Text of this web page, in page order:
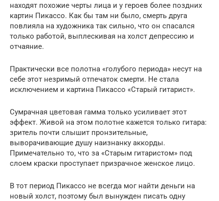
находят похожие черты лица и у героев более поздних
картин Пикассо. Как бы там ни было, смерть друга
повлияла на художника так сильно, что он спасался
только работой, выплескивая на холст депрессию и
отчаяние.
Практически все полотна «голубого периода» несут на
себе этот незримый отпечаток смерти. Не стала
исключением и картина Пикассо «Старый гитарист».
Сумрачная цветовая гамма только усиливает этот
эффект. Живой на этом полотне кажется только гитара:
зритель почти слышит пронзительные,
выворачивающие душу наизнанку аккорды.
Примечательно то, что за «Старым гитаристом» под
слоем краски проступает призрачное женское лицо.
В тот период Пикассо не всегда мог найти деньги на
новый холст, поэтому был вынужден писать одну